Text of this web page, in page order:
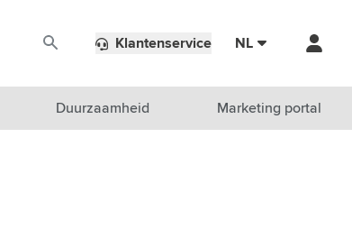
Klantenservice NL
Duurzaamheid Marketing portal